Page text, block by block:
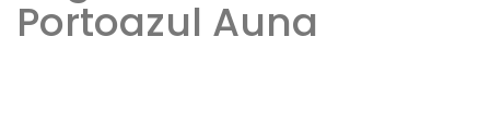
Portoazul Auna